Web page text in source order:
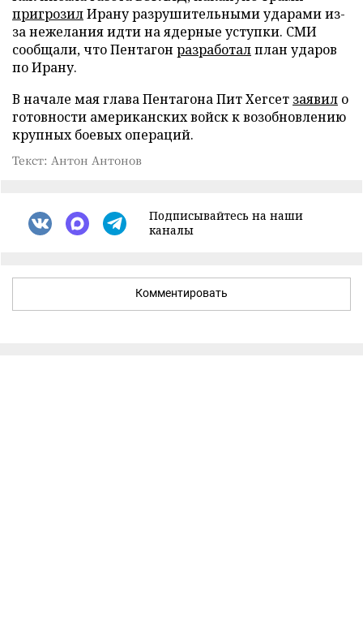
пригрозилИрану разрушительными ударами из-
за нежелания идти на ядерные уступки. СМИ
сообщали, что Пентагон разработалплан ударов
по Ирану.
В начале мая глава Пентагона Пит Хегсет заявил о
готовности американских войск к возобновлению
крупных боевых операций.
Текст: Антон Антонов
Подписывайтесь на наши
каналы
Комментировать